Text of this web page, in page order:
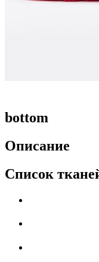
bottom
Описание
Список